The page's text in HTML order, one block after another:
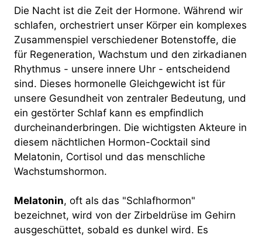
Die Nacht ist die Zeit der Hormone. Während wir
schlafen, orchestriert unser Körper ein komplexes
Zusammenspiel verschiedener Botenstoffe, die
für Regeneration, Wachstum und den zirkadianen
Rhythmus - unsere innere Uhr - entscheidend
sind. Dieses hormonelle Gleichgewicht ist für
unsere Gesundheit von zentraler Bedeutung, und
ein gestörter Schlaf kann es empfindlich
durcheinanderbringen. Die wichtigsten Akteure in
diesem nächtlichen Hormon-Cocktail sind
Melatonin, Cortisol und das menschliche
Wachstumshormon.
Melatonin, oft als das "Schlafhormon"
bezeichnet, wird von der Zirbeldrüse im Gehirn
ausgeschüttet, sobald es dunkel wird. Es